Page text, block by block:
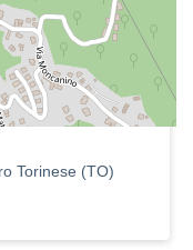
Torinese (TO)